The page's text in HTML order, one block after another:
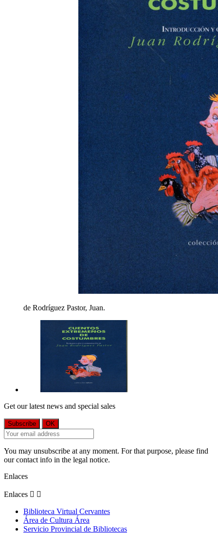
de Rodríguez Pastor, Juan.
Get our latest news and special sales
You may unsubscribe at any moment. For that purpose, please find
our contact info in the legal notice.
Enlaces
Enlaces  
Biblioteca Virtual Cervantes
Área de Cultura Área
Servicio Provincial de Bibliotecas